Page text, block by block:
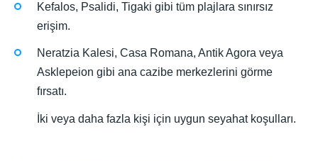
Kefalos, Psalidi, Tigaki gibi tüm plajlara sınırsız
erişim.
Neratzia Kalesi, Casa Romana, Antik Agora veya
Asklepeion gibi ana cazibe merkezlerini görme
fırsatı.
İki veya daha fazla kişi için uygun seyahat koşulları.